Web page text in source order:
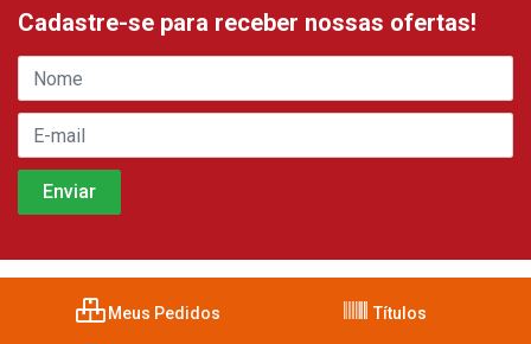
Cadastre-se para receber nossas ofertas!
Meus Pedidos Títulos